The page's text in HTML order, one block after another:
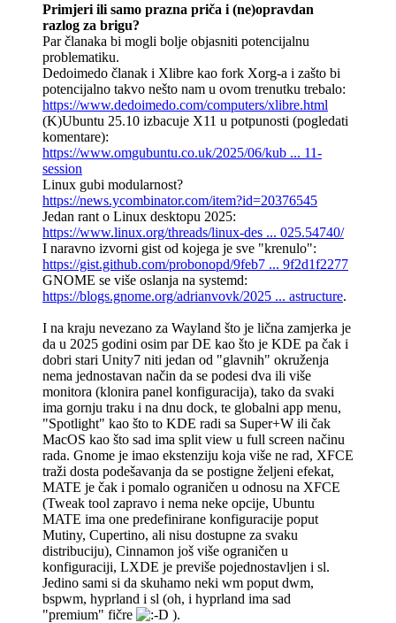
Primjeri ili samo prazna priča i (ne)opravdan
razlog za brigu?
Par članaka bi mogli bolje objasniti potencijalnu
problematiku.
Dedoimedo članak i Xlibre kao fork Xorg-a i zašto bi
potencijalno takvo nešto nam u ovom trenutku trebalo:
https://www.dedoimedo.com/computers/xlibre.html
(K)Ubuntu 25.10 izbacuje X11 u potpunosti (pogledati
komentare):
https://www.omgubuntu.co.uk/2025/06/kub ... 11-
session
Linux gubi modularnost?
https://news.ycombinator.com/item?id=20376545
Jedan rant o Linux desktopu 2025:
https://www.linux.org/threads/linux-des ... 025.54740/
I naravno izvorni gist od kojega je sve "krenulo":
https://gist.github.com/probonopd/9feb7 ... 9f2d1f2277
GNOME se više oslanja na systemd:
https://blogs.gnome.org/adrianvovk/2025 ... astructure.
I na kraju nevezano za Wayland što je lična zamjerka je
da u 2025 godini osim par DE kao što je KDE pa čak i
dobri stari Unity7 niti jedan od "glavnih" okruženja
nema jednostavan način da se podesi dva ili više
monitora (klonira panel konfiguracija), tako da svaki
ima gornju traku i na dnu dock, te globalni app menu,
"Spotlight" kao što to KDE radi sa Super+W ili čak
MacOS kao što sad ima split view u full screen načinu
rada. Gnome je imao ekstenziju koja više ne rad, XFCE
traži dosta podešavanja da se postigne željeni efekat,
MATE je čak i pomalo ograničen u odnosu na XFCE
(Tweak tool zapravo i nema neke opcije, Ubuntu
MATE ima one predefinirane konfiguracije poput
Mutiny, Cupertino, ali nisu dostupne za svaku
distribuciju), Cinnamon još više ograničen u
konfiguraciji, LXDE je previše pojednostavljen i sl.
Jedino sami si da skuhamo neki wm poput dwm,
bspwm, hyprland i sl (oh, i hyprland ima sad
"premium" fičre
).